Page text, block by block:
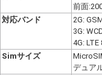
前面
対応バンド
2G:
3G:
4G:
Simサイズ
デュア